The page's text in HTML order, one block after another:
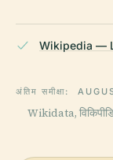
Wikipedia —
अंतिम समीक्षा:
Wikidata,